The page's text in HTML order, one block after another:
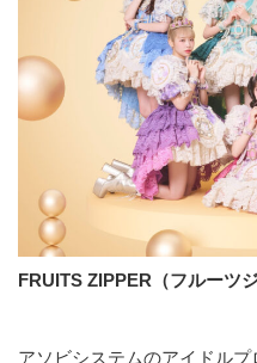
FRUITS ZIPPER（フルーツジ
アソビシステムのアイドルプ